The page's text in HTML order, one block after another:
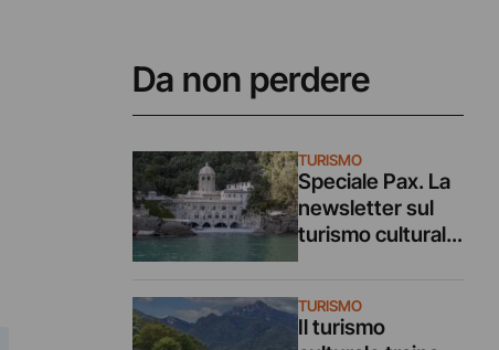
Da non perdere
TURISMO
Speciale Pax. La
newsletter sul
turismo culturale
arriva con un
ricco di itinerari e
suggerimenti di
TURISMO
Il turismo